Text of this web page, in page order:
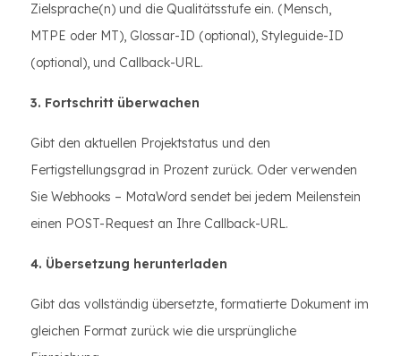
Zielsprache(n) und die Qualitätsstufe ein. (Mensch,
MTPE oder MT), Glossar-ID (optional), Styleguide-ID
(optional), und Callback-URL.
3. Fortschritt überwachen
Gibt den aktuellen Projektstatus und den
Fertigstellungsgrad in Prozent zurück. Oder verwenden
Sie Webhooks – MotaWord sendet bei jedem Meilenstein
einen POST-Request an Ihre Callback-URL.
4. Übersetzung herunterladen
Gibt das vollständig übersetzte, formatierte Dokument im
gleichen Format zurück wie die ursprüngliche